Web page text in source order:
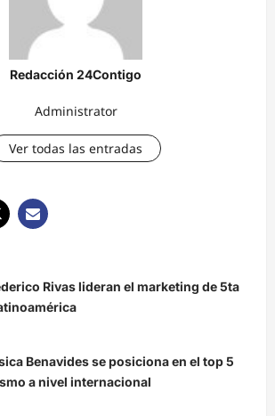
Redacción 24Contigo
Administrator
Ver todas las entradas
Rivas lideran el marketing de 5ta
Benavides se posiciona en el top 5
a nivel internacional